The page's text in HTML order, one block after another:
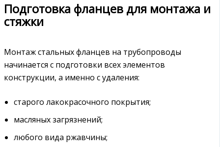
Подготовка фланцев для монтажа и
стяжки
Монтаж стальных фланцев на трубопроводы
начинается с подготовки всех элементов
конструкции, а именно с удаления:
старого лакокрасочного покрытия;
масляных загрязнений;
любого вида ржавчины;